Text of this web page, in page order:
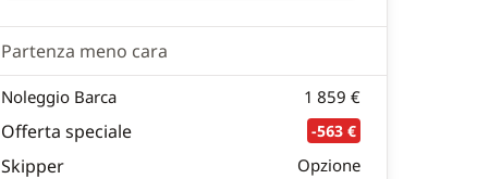
Partenza meno cara
Noleggio Barca 1 859 €
Offerta speciale -563 €
Skipper Opzione